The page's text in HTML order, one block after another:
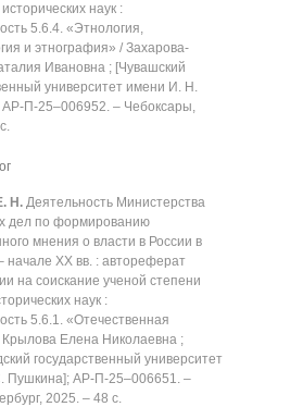
наук :
5.6.4. «Этнология,
и этнография» / Захарова-
Ивановна ; [Чувашский
университет имени И. Н.
АР-П-25‒006952. ‒ Чебоксары,
Н. Деятельность Министерства
дел по формированию
мнения о власти в России в
начале XX вв. : автореферат
на соискание ученой степени
наук :
5.6.1. «Отечественная
Крылова Елена Николаевна ;
государственный университет
Пушкина]; АР-П-25‒006651. ‒
2025. ‒ 48 с.